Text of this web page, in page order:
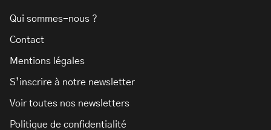
Qui sommes-nous ?
Contact
Mentions légales
S’inscrire à notre newsletter
Voir toutes nos newsletters
Politique de confidentialité